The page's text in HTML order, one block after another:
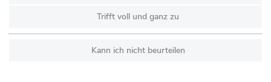
Trifft voll und ganz zu
Kann ich nicht beurteilen